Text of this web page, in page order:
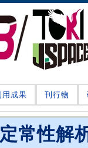
成果 刊行物
常性解